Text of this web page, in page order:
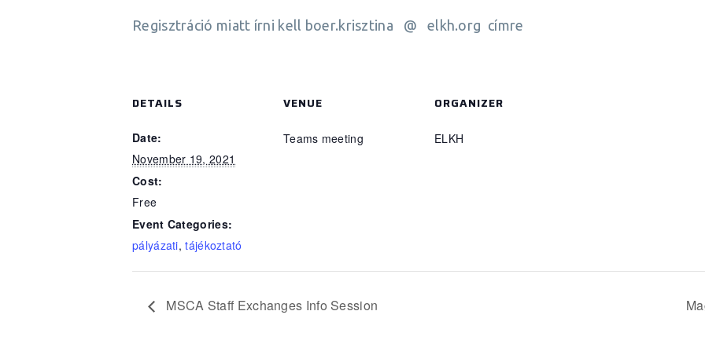
Regisztráció miatt írni kell boer.krisztina @ elkh.org címre
DETAILS
Date:
November 19, 2021
Cost:
Free
Event Categories:
pályázati,tájékoztató
VENUE
Teams meeting
ORGANIZER
ELKH
MSCA Staff Exchanges Info Session